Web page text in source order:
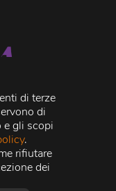
di terze
di
e gli scopi
.
rifiutare
dei
Melzo (MI)
1427910
338392 -
Capitale Sociale
© Tutti i diritti